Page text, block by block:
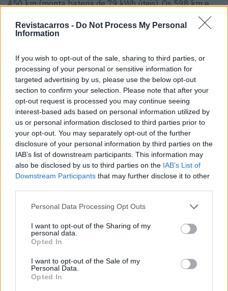
Revistacarros - Do Not Process My Personal
Information
If you wish to opt-out of the sale, sharing to third parties, or
processing of your personal or sensitive information for
targeted advertising by us, please use the below opt-out
section to confirm your selection. Please note that after your
opt-out request is processed you may continue seeing
interest-based ads based on personal information utilized by
us or personal information disclosed to third parties prior to
your opt-out. You may separately opt-out of the further
disclosure of your personal information by third parties on the
IAB’s list of downstream participants. This information may
also be disclosed by us to third parties on the IAB’s List of
Downstream Participants that may further disclose it to other
Personal Data Processing Opt Outs
I want to opt-out of the Sharing of my
personal data.
Opted In
I want to opt-out of the Sale of my
Personal Data.
Opted In
450 km (monta bateria de 79 kWh úteis). Os 598 km e
14,6 kWh/100 km de homologação são numa utilização
bastante tranquila ou com muitos percursos urbanos.
teste em todos os tipos de estradas, o que é razoável. Já
a potência de carga desta versão é de até 135 kWh; 185
kW na mais potente com dois motores.